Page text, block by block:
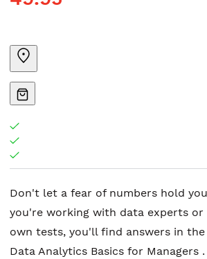
Don't let a fear of numbers hold
you're working with data experts or
own tests, you'll find answers in the
Data Analytics Basics for Managers